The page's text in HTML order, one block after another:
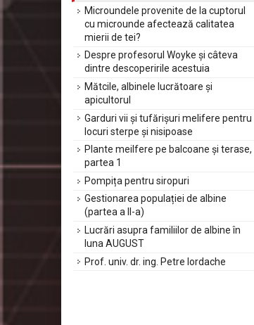
Microundele provenite de la cuptorul
cu microunde afectează calitatea
mierii de tei?
Despre profesorul Woyke și câteva
dintre descoperirile acestuia
Mătcile, albinele lucrătoare și
apicultorul
Garduri vii și tufărișuri melifere pentru
locuri sterpe și nisipoase
Plante meilfere pe balcoane și terase,
partea 1
Pompița pentru siropuri
Gestionarea populației de albine
(partea a II-a)
Lucrări asupra familiilor de albine în
luna AUGUST
Prof. univ. dr. ing. Petre Iordache